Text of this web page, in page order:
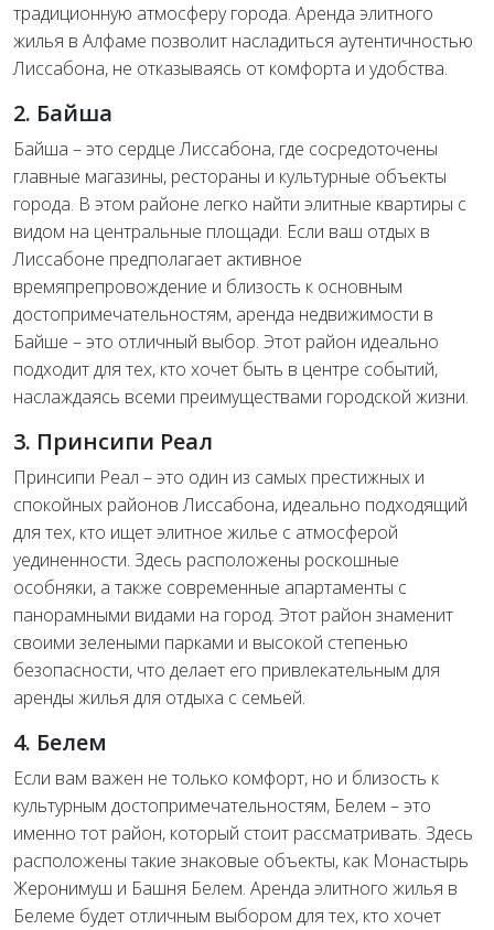
традиционную атмосферу города. Аренда элитного
жилья в Алфаме позволит насладиться аутентичностью
Лиссабона, не отказываясь от комфорта и удобства.
2. Байша
Байша – это сердце Лиссабона, где сосредоточены
главные магазины, рестораны и культурные объекты
города. В этом районе легко найти элитные квартиры с
видом на центральные площади. Если ваш отдых в
Лиссабоне предполагает активное
времяпрепровождение и близость к основным
достопримечательностям, аренда недвижимости в
Байше – это отличный выбор. Этот район идеально
подходит для тех, кто хочет быть в центре событий,
наслаждаясь всеми преимуществами городской жизни.
3. Принсипи Реал
Принсипи Реал – это один из самых престижных и
спокойных районов Лиссабона, идеально подходящий
для тех, кто ищет элитное жилье с атмосферой
уединенности. Здесь расположены роскошные
особняки, а также современные апартаменты с
панорамными видами на город. Этот район знаменит
своими зелеными парками и высокой степенью
безопасности, что делает его привлекательным для
аренды жилья для отдыха с семьей.
4. Белем
Если вам важен не только комфорт, но и близость к
культурным достопримечательностям, Белем – это
именно тот район, который стоит рассматривать. Здесь
расположены такие знаковые объекты, как Монастырь
Жеронимуш и Башня Белем. Аренда элитного жилья в
Белеме будет отличным выбором для тех, кто хочет